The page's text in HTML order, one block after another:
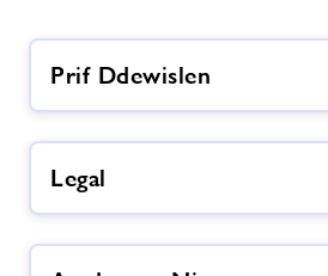
Prif Ddewislen
Legal